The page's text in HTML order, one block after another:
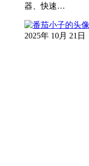
器、快速…
2025年 10月 21日